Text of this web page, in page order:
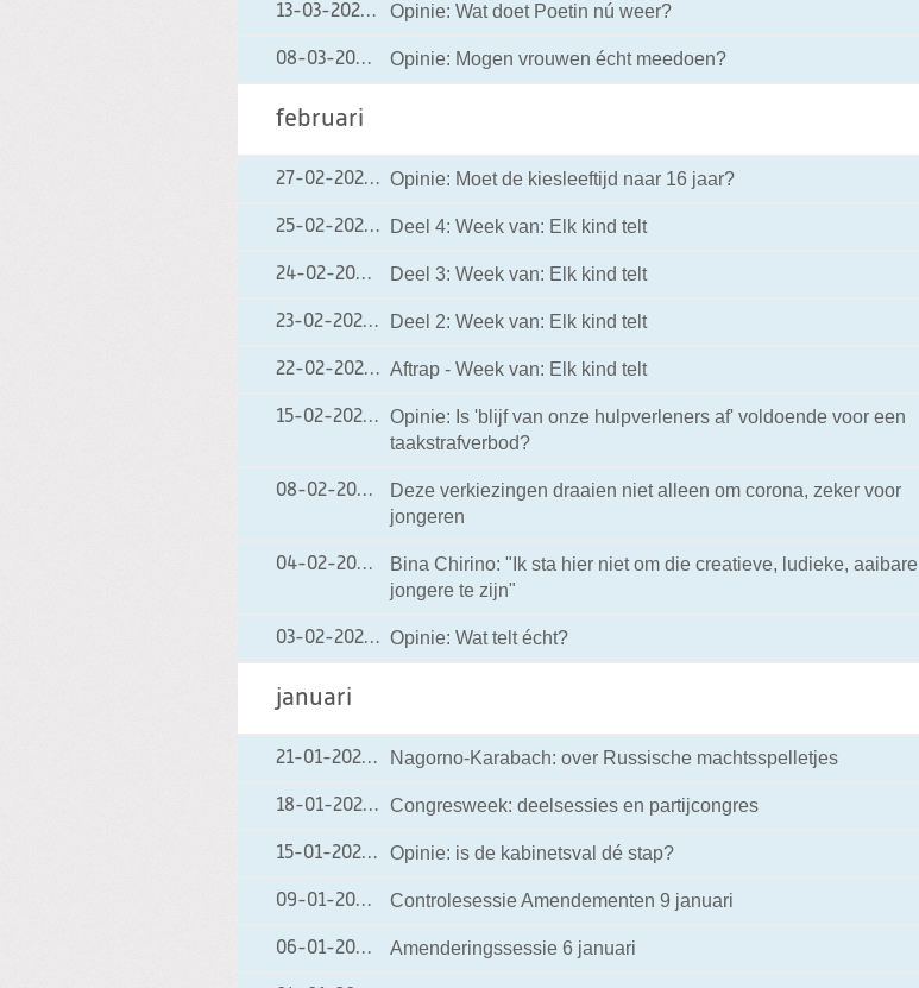
13-03-202113-03-2021 20:13
Opinie: Wat doet Poetin nú weer?
08-03-2021 08-03-2021 08:07
Opinie: Mogen vrouwen écht meedoen?
februari
27-02-202127-02-2021 13:13
Opinie: Moet de kiesleeftijd naar 16 jaar?
25-02-202125-02-2021 10:33
Deel 4: Week van: Elk kind telt
24-02-2021 24-02-2021 11:23
Deel 3: Week van: Elk kind telt
23-02-202123-02-2021 14:56
Deel 2: Week van: Elk kind telt
22-02-202122-02-2021 17:07
Aftrap - Week van: Elk kind telt
15-02-202115-02-2021 18:27
Opinie: Is 'blijf van onze hulpverleners af' voldoende voor een
taakstrafverbod?
08-02-2021 08-02-2021 11:24
Deze verkiezingen draaien niet alleen om corona, zeker voor
jongeren
04-02-2021 04-02-2021 19:38
Bina Chirino: "Ik sta hier niet om die creatieve, ludieke, aaibare
jongere te zijn"
03-02-202103-02-2021 17:31
Opinie: Wat telt écht?
januari
21-01-202121-01-2021 20:25
Nagorno-Karabach: over Russische machtsspelletjes
18-01-202118-01-2021 20:14
Congresweek: deelsessies en partijcongres
15-01-202115-01-2021 18:57
Opinie: is de kabinetsval dé stap?
09-01-2021 09-01-2021 09:59
Controlesessie Amendementen 9 januari
06-01-2021 06-01-2021 11:18
Amenderingssessie 6 januari